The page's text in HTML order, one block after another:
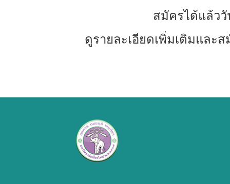
สมัครได้แล้ววั
ดูรายละเอียดเพิ่มเติมและ